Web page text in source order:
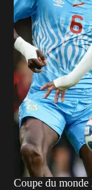
Coupe du monde